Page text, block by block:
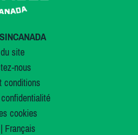
site
nous
conditions
cookies
Français